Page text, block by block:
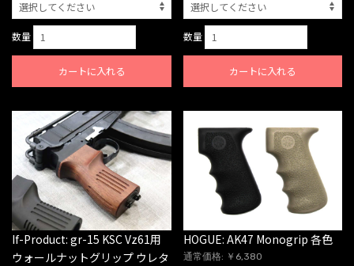
数量
カートに入れる
数量
カートに入れる
If-Product: gr-15 KSC Vz61用
ウォールナットグリップ ウレタ
HOGUE: AK47 Monogrip 各色
通常価格: ￥6,380